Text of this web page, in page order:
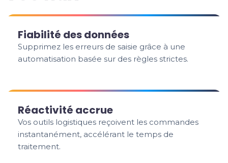
Fiabilité des données
Supprimez les erreurs de saisie grâce à une
automatisation basée sur des règles strictes.
Réactivité accrue
Vos outils logistiques reçoivent les commandes
instantanément, accélérant le temps de
traitement.